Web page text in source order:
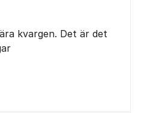
kvargen. Det är det